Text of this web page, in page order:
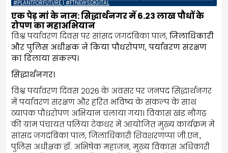
#PLANTFORFUTURE | #FTNEWSDIGITAL
एक पेड़ मां के नाम: सिद्धार्थनगर में 6.23 लाख पौधों के
रोपण का महाअभियान
विश्व पर्यावरण दिवस पर सांसद जगदंबिका पाल, जिलाधिकारी
और पुलिस अधीक्षक ने किया पौधरोपण, पर्यावरण संरक्षण
का दिलाया संकल्प।
सिद्धार्थनगर।
विश्व पर्यावरण दिवस 2026 के अवसर पर जनपद सिद्धार्थनगर
में पर्यावरण संरक्षण और हरित भविष्य के संकल्प के साथ
व्यापक पौधरोपण अभियान चलाया गया। विकास खंड नौगढ़
की ग्राम पंचायत पलिया टेकधर में आयोजित मुख्य कार्यक्रम में
सांसद जगदंबिका पाल, जिलाधिकारी शिवशरणप्पा जी.एन.,
पुलिस अधीक्षक डॉ. अभिषेक महाजन, मुख्य विकास अधिकारी